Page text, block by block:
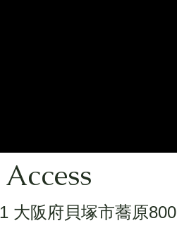
Access
大阪府貝塚市蕎原800